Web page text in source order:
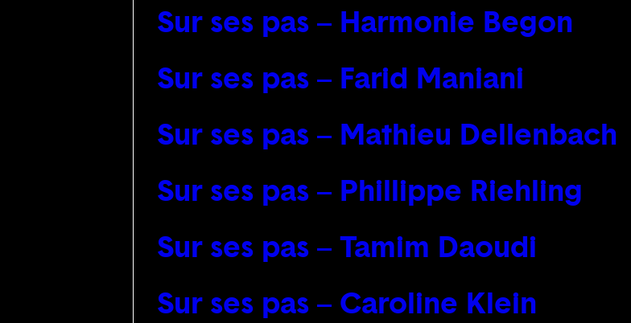
Sur ses pas – Harmonie Begon
Sur ses pas – Farid Maniani
Sur ses pas – Mathieu Dellenbach
Sur ses pas – Phillippe Riehling
Sur ses pas – Tamim Daoudi
Sur ses pas – Caroline Klein